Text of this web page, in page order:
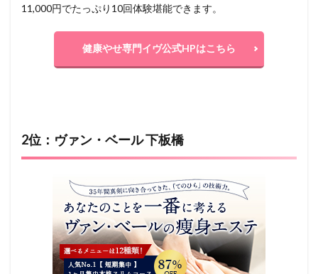
11,000円でたっぷり10回体験堪能できます。
健康やせ専門イヴ公式HPはこちら
2位：ヴァン・ベール 下板橋